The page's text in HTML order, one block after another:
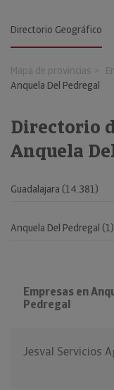
Directorio Geográfico
Mapa de provincias
Anquela Del Pedregal
Directorio
Anquela
Empresas en
Pedregal
Jesval Servicios